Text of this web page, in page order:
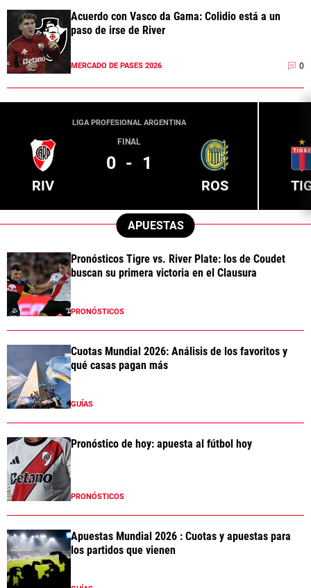
Acuerdo con Vasco da Gama: Colidio está a un
paso de irse de River
MERCADO DE PASES 2026 0
LIGA PROFESIONAL ARGENTINA
RIV
FINAL
0 - 1
ROS
APUESTAS
Pronósticos Tigre vs. River Plate: los de Coudet
buscan su primera victoria en el Clausura
PRONÓSTICOS
Cuotas Mundial 2026: Análisis de los favoritos y
qué casas pagan más
GUÍAS
Pronóstico de hoy: apuesta al fútbol hoy
PRONÓSTICOS
Apuestas Mundial 2026 : Cuotas y apuestas para
los partidos que vienen